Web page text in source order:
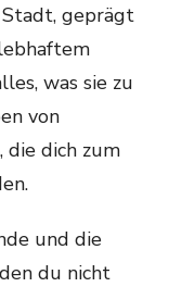
geprägt
was sie zu
von
dich zum
und die
du nicht